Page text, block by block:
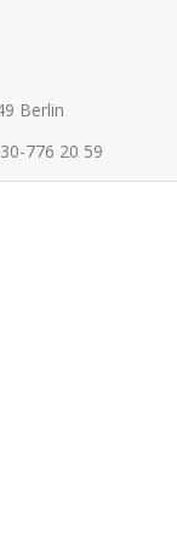
Berlin
776 20 59